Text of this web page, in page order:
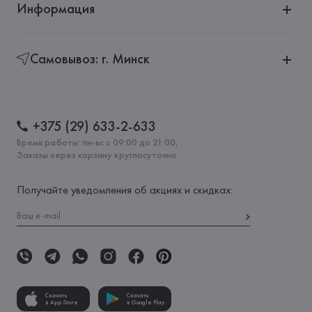
Информация
Самовывоз: г. Минск
+375 (29) 633-2-633
Время работы: пн-вс с 09:00 до 21:00,
Заказы через корзину круглосуточно
Получайте уведомления об акциях и скидках:
Скачать
в App Store
Скачать
в Google Play